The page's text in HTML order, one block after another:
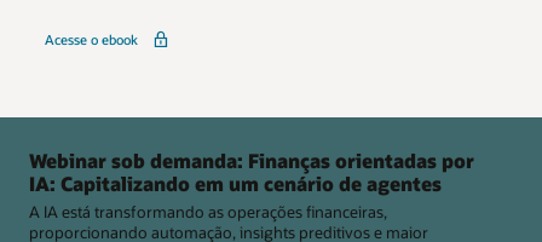
Acesse o ebook
Webinar sob demanda: Finanças orientadas por
IA: Capitalizando em um cenário de agentes
A IA está transformando as operações financeiras,
proporcionando automação, insights preditivos e maior